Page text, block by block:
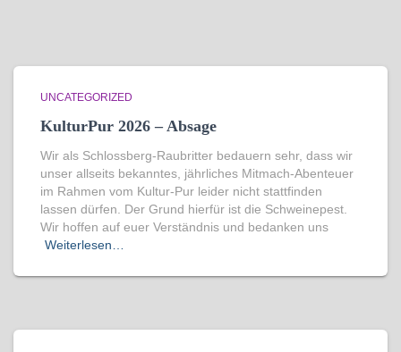
UNCATEGORIZED
KulturPur 2026 – Absage
Wir als Schlossberg-Raubritter bedauern sehr, dass wir
unser allseits bekanntes, jährliches Mitmach-Abenteuer
im Rahmen vom Kultur-Pur leider nicht stattfinden
lassen dürfen. Der Grund hierfür ist die Schweinepest.
Wir hoffen auf euer Verständnis und bedanken uns
Weiterlesen…